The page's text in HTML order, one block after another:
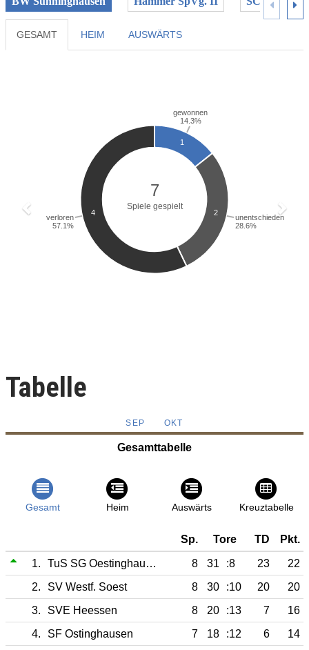
GESAMT HEIM AUSWÄRTS
Tabelle
SEP OKT
Gesamttabelle
Gesamt Heim Auswärts Kreuztabelle
Sp. Tore TD Pkt.
1. TuS SG Oestinghausen 8 31 :8 23
22
2.
SV Westf. Soest 8 30 :10 20
20
3.
SVE Heessen 8 20 :13 7
16
4.
SF Ostinghausen 7 18 :12 6
14